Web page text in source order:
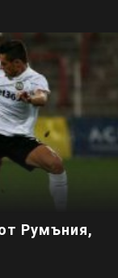
Румъния,